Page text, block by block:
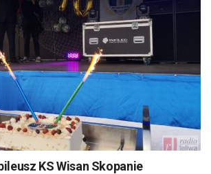
KS Wisan Skopanie